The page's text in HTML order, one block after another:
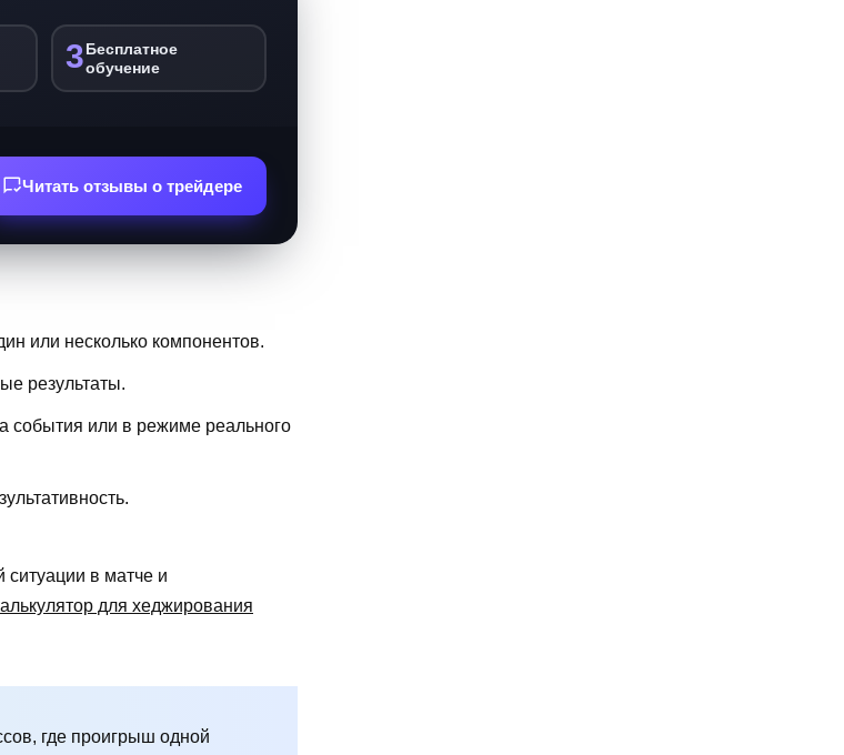
3Бесплатное
обучение
Читать отзывы о трейдере
или несколько компонентов.
результаты.
события или в режиме реального
ситуации в матче и
для хеджирования
где проигрыш одной